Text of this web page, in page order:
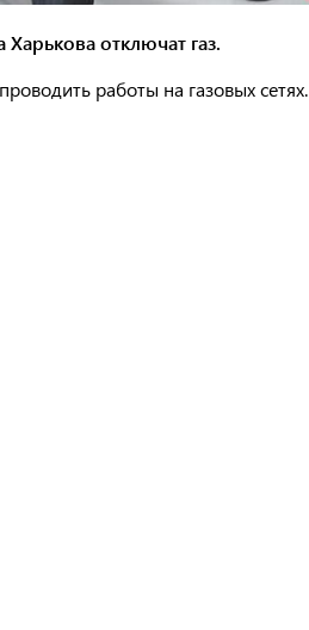
отключат газ.
работы на газовых сетях.